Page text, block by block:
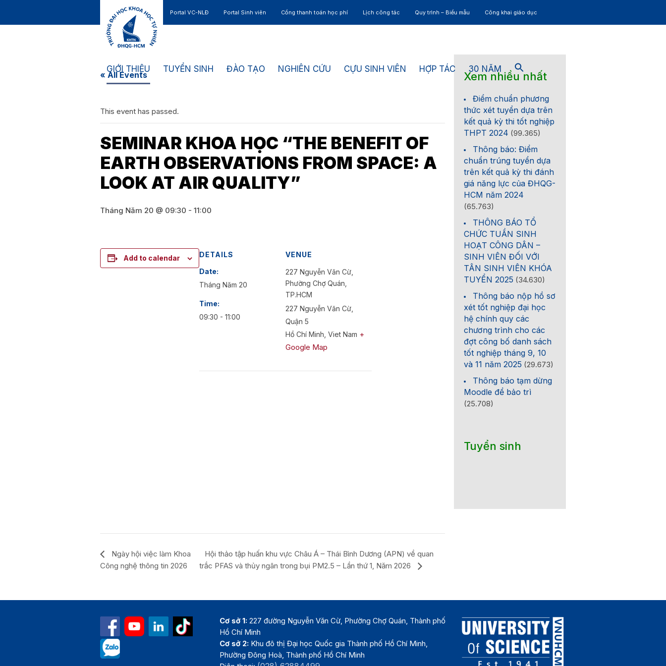
Portal VC-NLĐ Portal Sinh viên Cổng thanh toán học phí Lịch công tác Quy trình – Biểu mẫu Công khai giáo dục
GIỚI THIỆU TUYỂN SINH ĐÀO TẠO NGHIÊN CỨU CỰU SINH VIÊN HỢP TÁC 30 NĂM
« All Events
This event has passed.
SEMINAR KHOA HỌC “THE BENEFIT OF
EARTH OBSERVATIONS FROM SPACE: A
LOOK AT AIR QUALITY”
Tháng Năm 20 @ 09:30 - 11:00
Add to calendar
DETAILS
Date:
Tháng Năm 20
Time:
09:30 - 11:00
VENUE
227 Nguyễn Văn Cừ,
Phường Chợ Quán,
TP.HCM
227 Nguyễn Văn Cừ,
Quận 5
Hồ Chí Minh Viet Nam +
Google Map
Ngày hội việc làm Khoa
Công nghệ thông tin 2026
Hội thảo tập huấn khu vực Châu Á – Thái Bình Dương (APN) về quan
trắc PFAS và thủy ngân trong bụi PM2.5 – Lần thứ 1, Năm 2026
Xem nhiều nhất
Điểm chuẩn phương
thức xét tuyển dựa trên
kết quả kỳ thi tốt nghiệp
THPT 2024 (99.365)
Thông báo: Điểm
chuẩn trúng tuyển dựa
trên kết quả kỳ thi đánh
giá năng lực của ĐHQG-
HCM năm 2024
(65.763)
THÔNG BÁO TỔ
CHỨC TUẦN SINH
HOẠT CÔNG DÂN –
SINH VIÊN ĐỐI VỚI
TÂN SINH VIÊN KHÓA
TUYỂN 2025 (34.630)
Thông báo nộp hồ sơ
xét tốt nghiệp đại học
hệ chính quy các
chương trình cho các
đợt công bố danh sách
tốt nghiệp tháng 9, 10
và 11 năm 2025 (29.673)
Thông báo tạm dừng
Moodle để bảo trì
(25.708)
Tuyển sinh
Cơ sở 1: 227 đường Nguyễn Văn Cừ, Phường Chợ Quán, Thành phố
Hồ Chí Minh
Cơ sở 2: Khu đô thị Đại học Quốc gia Thành phố Hồ Chí Minh,
Phường Đông Hoà, Thành phố Hồ Chí Minh